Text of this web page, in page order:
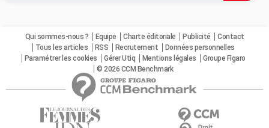
Qui sommes-nous ? Equipe Charte éditoriale Publicité
Contact
Tous les articles
RSS Recrutement
Données personnelles
Paramétrer les cookies
Gérer Utiq Mentions légales
Groupe Figaro
© 2026 CCM Benchmark